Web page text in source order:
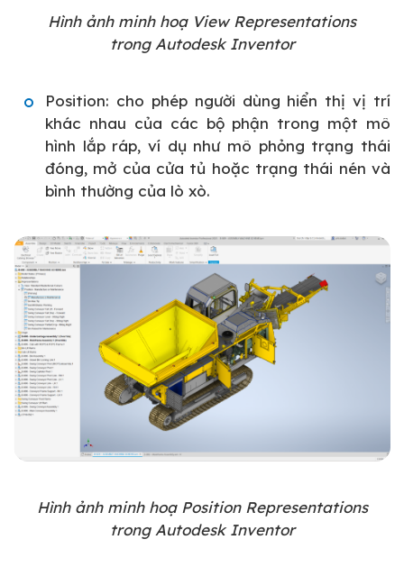
Hình ảnh minh hoạ View Representations
trong Autodesk Inventor
Position: cho phép người dùng hiển thị vị trí
khác nhau của các bộ phận trong một mô
hình lắp ráp, ví dụ như mô phỏng trạng thái
đóng, mở của cửa tủ hoặc trạng thái nén và
bình thường của lò xò.
Hình ảnh minh hoạ Position Representations
trong Autodesk Inventor